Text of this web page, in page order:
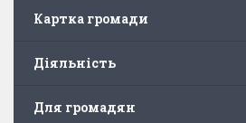
Картка громади
Діяльність
Для громадян